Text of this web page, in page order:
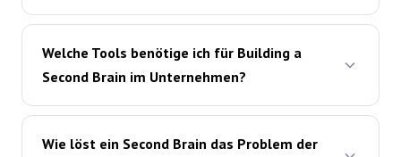
Welche Tools benötige ich für Building a
Second Brain im Unternehmen?
Wie löst ein Second Brain das Problem der